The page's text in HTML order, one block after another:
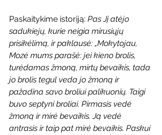
Paskaitykime istoriją: Pas Jį atėjo
sadukiejų, kurie neigia mirusiųjų
prisikėlimą, ir paklausė: „Mokytojau,
Mozė mums parašė: jei kieno brolis,
turėdamas žmoną, mirtų bevaikis, tada
jo brolis tegul veda jo žmoną ir
pažadina savo broliui palikuonių. Taigi
buvo septyni broliai. Pirmasis vedė
žmoną ir mirė bevaikis. Ją vedė
antrasis ir taip pat mirė bevaikis. Paskui